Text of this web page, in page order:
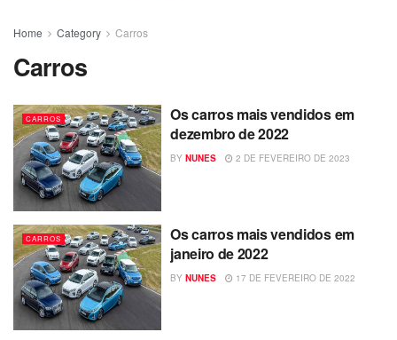
Home Category Carros
Carros
CARROS
Os carros mais vendidos em
dezembro de 2022
BY NUNES 2 DE FEVEREIRO DE 2023
CARROS
Os carros mais vendidos em
janeiro de 2022
BY NUNES 17 DE FEVEREIRO DE 2022